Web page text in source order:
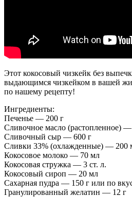
Этот кокосовый чизкейк без
выдающимся чизкейком в вашей
по нашему рецепту!
Ингредиенты:
Печенье — 200 г
Сливочное масло (растопленное)
Сливочный сыр — 600 г
Сливки 33% (охлажденные) — 200
Кокосовое молоко — 70 мл
Кокосовая стружка — 3 ст. л.
Кокосовый сироп — 20 мл
Сахарная пудра — 150 г или по
Гранулированный желатин — 12 г